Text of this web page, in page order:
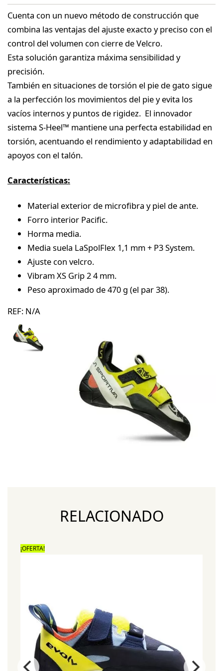
Cuenta con un nuevo método de construcción que
combina las ventajas del ajuste exacto y preciso con el
control del volumen con cierre de Velcro.
Esta solución garantiza máxima sensibilidad y
precisión.
También en situaciones de torsión el pie de gato sigue
a la perfección los movimientos del pie y evita los
vacíos internos y puntos de rigidez. El innovador
sistema S-Heel™ mantiene una perfecta estabilidad en
torsión, acentuando el rendimiento y adaptabilidad en
apoyos con el talón.
Características:
Material exterior de microfibra y piel de ante.
Forro interior Pacific.
Horma media.
Media suela LaSpolFlex 1,1 mm + P3 System.
Ajuste con velcro.
Vibram XS Grip 2 4 mm.
Peso aproximado de 470 g (el par 38).
REF: N/A
RELACIONADO
¡OFERTA!